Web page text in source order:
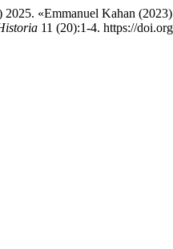
«Emmanuel Kahan
11 (20):1-4. https://